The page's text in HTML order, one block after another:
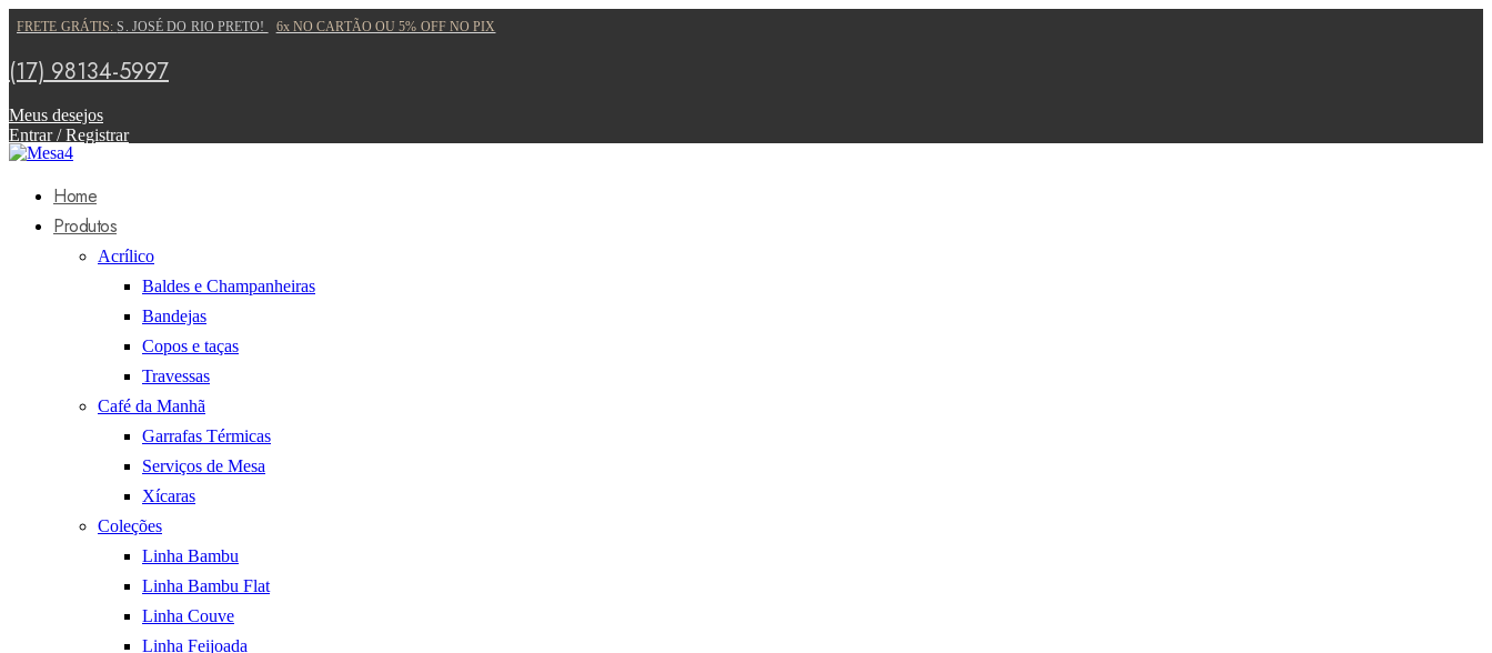
FRETE GRÁTIS:S. JOSÉ DO RIO PRETO! 6x NO CARTÃO OU 5% OFF NO PIX
(17) 98134-5997
Meus desejos
Entrar / Registrar
Home
Produtos
Acrílico
Baldes e Champanheiras
Bandejas
Copos e taças
Travessas
Café da Manhã
Garrafas Térmicas
Serviços de Mesa
Xícaras
Coleções
Linha Bambu
Linha Bambu Flat
Linha Couve
Linha Feijoada